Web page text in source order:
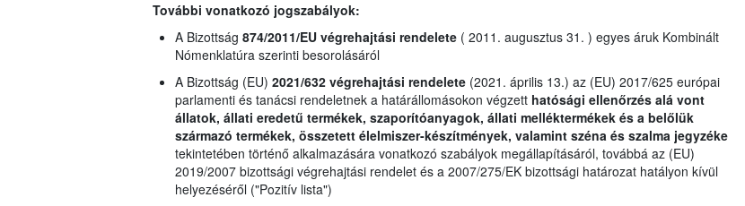
További vonatkozó jogszabályok:
A Bizottság 874/2011/EU végrehajtási rendelete( 2011. augusztus 31. ) egyes áruk Kombinált
Nómenklatúra szerinti besorolásáról
A Bizottság (EU) 2021/632 végrehajtási rendelete(2021. április 13.) az (EU) 2017/625 európai
parlamenti és tanácsi rendeletnek a határállomásokon végzett hatósági ellenőrzés alá vont
állatok, állati eredetű termékek, szaporítóanyagok, állati melléktermékek és a belőlük
származó termékek, összetett élelmiszer-készítmények, valamint széna és szalma jegyzéke
tekintetében történő alkalmazására vonatkozó szabályok megállapításáról, továbbá az (EU)
2019/2007 bizottsági végrehajtási rendelet és a 2007/275/EK bizottsági határozat hatályon kívül
helyezéséről ("Pozitív lista")